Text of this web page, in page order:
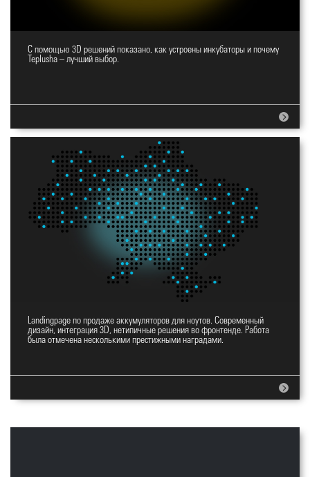
Сайт для инкубаторов
С помощью 3D решений показано, как устроены инкубаторы и почему
Teplusha – лучший выбор.
Landingpage YES
Landingpage по продаже аккумуляторов для ноутов. Современный
дизайн, интеграция 3D, нетипичные решения во фронтенде. Работа
была отмечена несколькими престижными наградами.